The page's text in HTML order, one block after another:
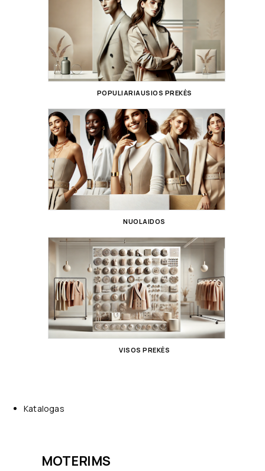
POPULIARIAUSIOS PREKĖS
NUOLAIDOS
VISOS PREKĖS
Katalogas
MOTERIMS